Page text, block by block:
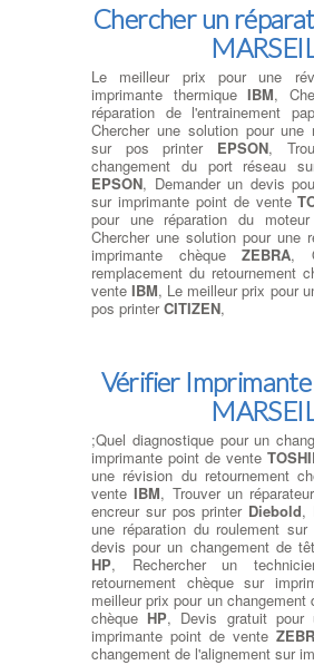
Chercher un
Le meilleur prix pour une
imprimante thermiqueIBM,
réparation de l'entrainement
Chercher une solution pour une
sur pos printer EPSON,
changement du port réseau
EPSON, Demander un devis
sur imprimante point de vente
pour une réparation du
Chercher une solution pour une
imprimante chèque ZEBRA,
remplacement du retournement
venteIBM, Le meilleur prix pour
pos printerCITIZEN,
Vérifier
;Quel diagnostique pour un
imprimante point de vente
une révision du retournement
venteIBM, Trouver un
encreur sur pos printer Diebold,
une réparation du roulement
devis pour un changement de
HP, Rechercher un
retournement chèque sur
meilleur prix pour un
chèque HP, Devis gratuit pour
imprimante point de vente
changement de l'alignement sur